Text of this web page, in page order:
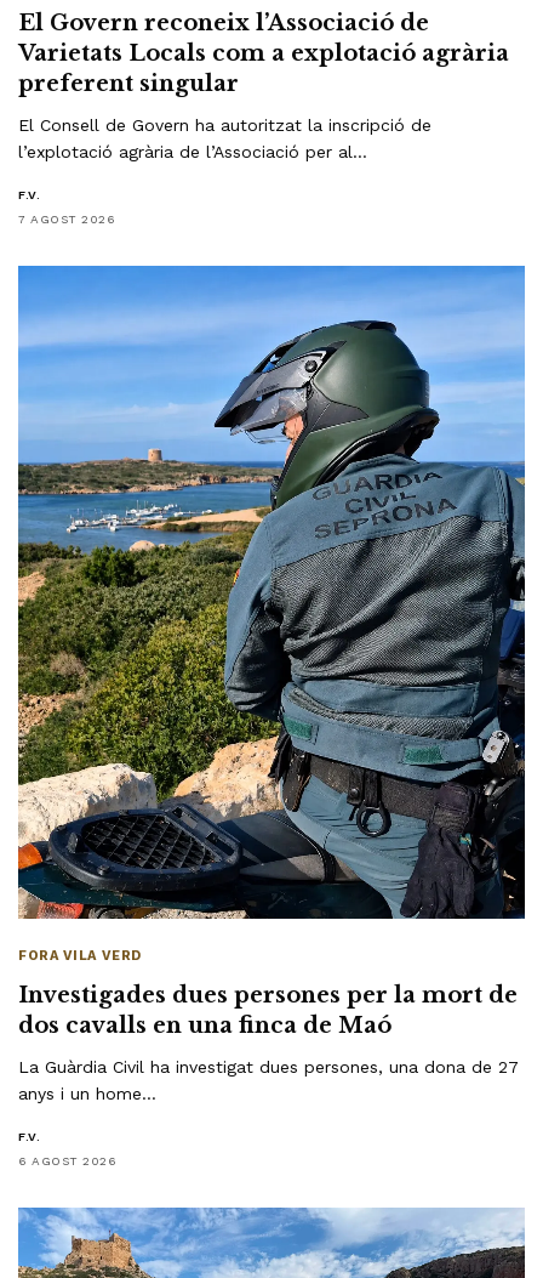
El Govern reconeix l’Associació de
Varietats Locals com a explotació agrària
preferent singular
El Consell de Govern ha autoritzat la inscripció de
l’explotació agrària de l’Associació per al…
F.V.
7 AGOST 2026
FORA VILA VERD
Investigades dues persones per la mort de
dos cavalls en una finca de Maó
La Guàrdia Civil ha investigat dues persones, una dona de 27
anys i un home…
F.V.
6 AGOST 2026